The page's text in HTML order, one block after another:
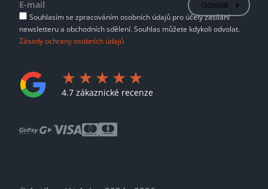
Odeslat
Souhlasím se zpracováním osobních údajů pro účely zasílání
newsletteru a obchodních sdělení. Souhlas můžete kdykoli odvolat.
Zásady ochrany osobních údajů
4.7 zákaznické recenze